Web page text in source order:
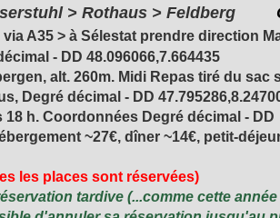
> Rothaus > Feldberg
via A35 > à Sélestat prendre direction
- DD 48.096066,7.664435
alt. 260m. Midi Repas tiré du sac
Degré décimal - DD
18 h. Coordonnées Degré décimal - DD
~27€, dîner ~14€, petit-
les places sont réservées)
tardive (...comme cette